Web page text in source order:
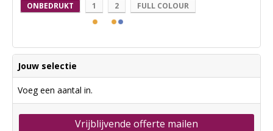
ONBEDRUKT 1 2 FULL COLOUR
Jouw selectie
Voeg een aantal in.
Vrijblijvende offerte mailen